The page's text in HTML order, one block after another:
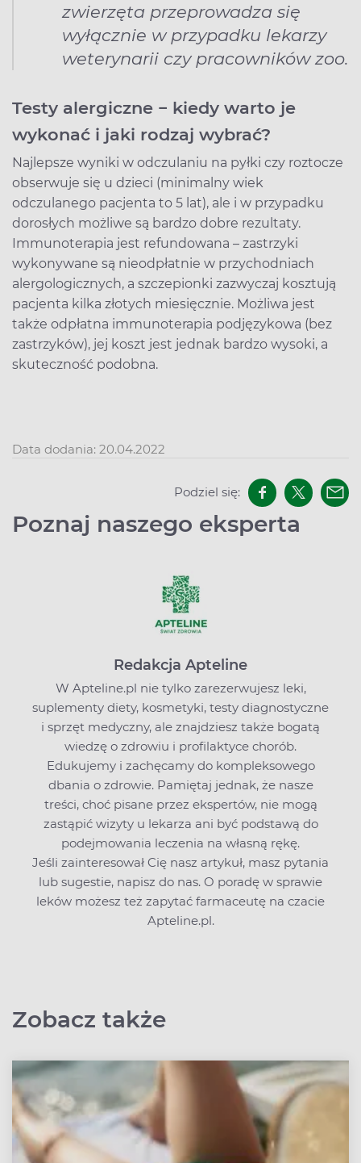
zwierzęta przeprowadza się
wyłącznie w przypadku lekarzy
weterynarii czy pracowników zoo.
Testy alergiczne − kiedy warto je
wykonać i jaki rodzaj wybrać?
Najlepsze wyniki w odczulaniu na pyłki czy roztocze
obserwuje się u dzieci (minimalny wiek
odczulanego pacjenta to 5 lat), ale i w przypadku
dorosłych możliwe są bardzo dobre rezultaty.
Immunoterapia jest refundowana – zastrzyki
wykonywane są nieodpłatnie w przychodniach
alergologicznych, a szczepionki zazwyczaj kosztują
pacjenta kilka złotych miesięcznie. Możliwa jest
także odpłatna immunoterapia podjęzykowa (bez
zastrzyków), jej koszt jest jednak bardzo wysoki, a
skuteczność podobna.
Data dodania: 20.04.2022
Podziel się:
Poznaj naszego eksperta
Redakcja Apteline
W Apteline.pl nie tylko zarezerwujesz leki,
suplementy diety, kosmetyki, testy diagnostyczne
i sprzęt medyczny, ale znajdziesz także bogatą
wiedzę o zdrowiu i profilaktyce chorób.
Edukujemy i zachęcamy do kompleksowego
dbania o zdrowie. Pamiętaj jednak, że nasze
treści, choć pisane przez ekspertów, nie mogą
zastąpić wizyty u lekarza ani być podstawą do
podejmowania leczenia na własną rękę.
Jeśli zainteresował Cię nasz artykuł, masz pytania
lub sugestie, napisz do nas. O poradę w sprawie
leków możesz też zapytać farmaceutę na czacie
Apteline.pl.
Zobacz także